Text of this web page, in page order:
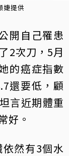
婕提供
開自己罹患
2次刀，5月
的癌症指數
還要低，顧
言近期體重
好。
然有3個水